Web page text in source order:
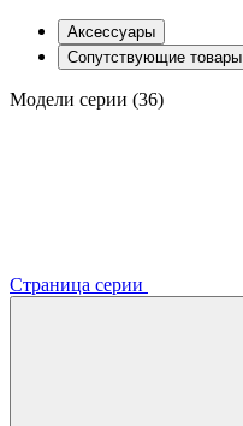
Аксессуары
Сопутствующие товары
Модели серии (36)
Страница серии